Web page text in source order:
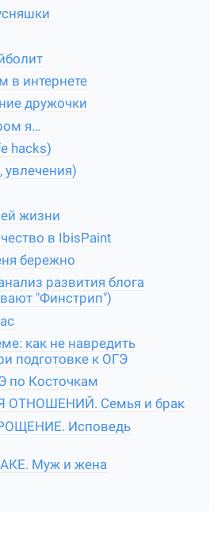
в интернете
дружочки
я…
hacks)
увлечения)
жизни
в IbisPaint
бережно
развития блога
"Финстрип")
как не навредить
подготовке к ОГЭ
по Косточкам
ОТНОШЕНИЙ. Семья и брак
Исповедь
Муж и жена